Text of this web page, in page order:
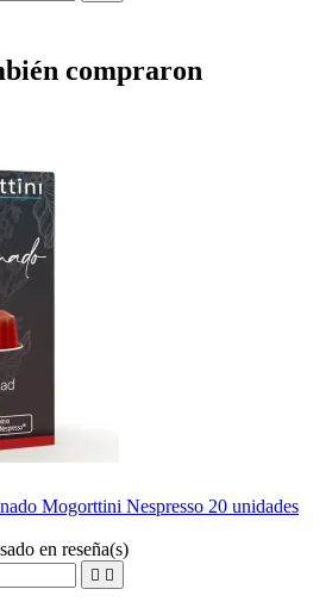
compraron
Mogorttini Nespresso 20 unidades
en reseña(s)
 